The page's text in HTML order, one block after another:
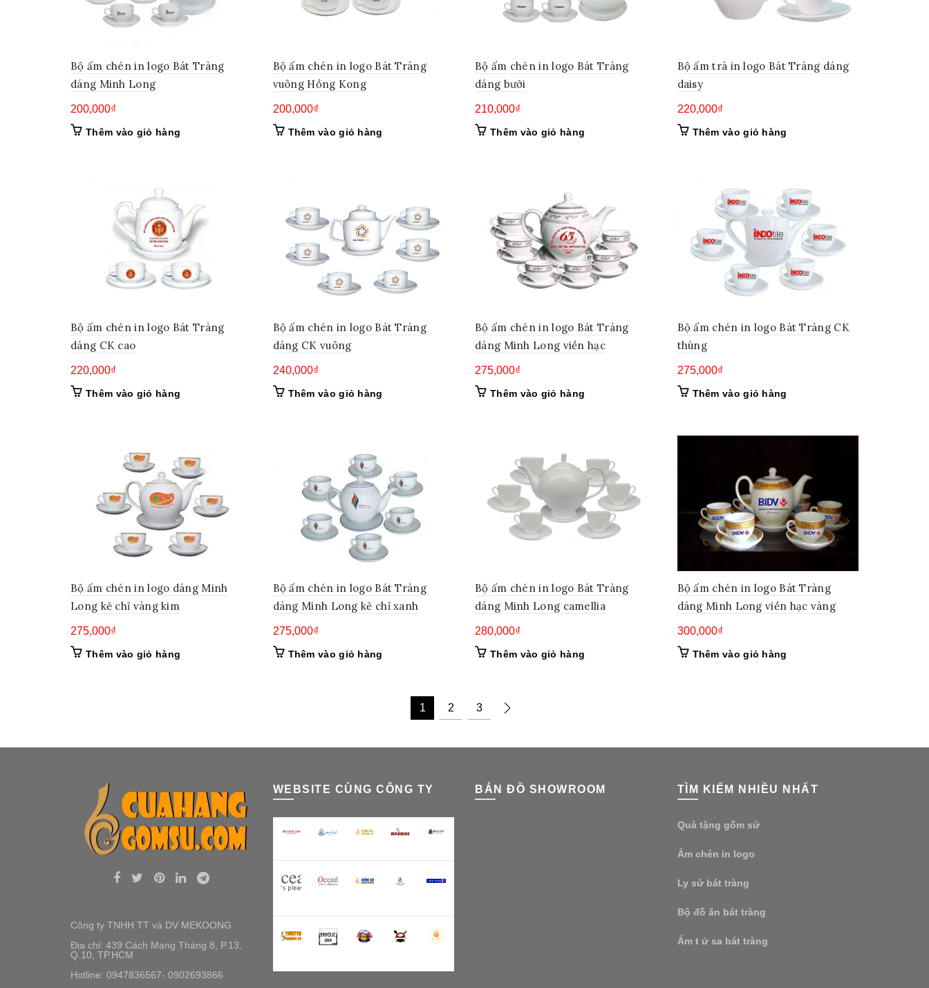
Bộ ấm chén in logo Bát Tràng
dáng Minh Long
200,000₫
Thêm vào giỏ hàng
Bộ ấm chén in logo Bát Tràng
vuông Hồng Kong
200,000₫
Thêm vào giỏ hàng
Bộ ấm chén in logo Bát Tràng
dáng bưởi
210,000₫
Thêm vào giỏ hàng
Bộ ấm trà in logo Bát Tràng dáng
daisy
220,000₫
Thêm vào giỏ hàng
Bộ ấm chén in logo Bát Tràng
dáng CK cao
220,000₫
Thêm vào giỏ hàng
Bộ ấm chén in logo Bát Tràng
dáng CK vuông
240,000₫
Thêm vào giỏ hàng
Bộ ấm chén in logo Bát Tràng
dáng Minh Long viền hạc
275,000₫
Thêm vào giỏ hàng
Bộ ấm chén in logo Bát Tràng CK
thùng
275,000₫
Thêm vào giỏ hàng
Bộ ấm chén in logo dáng Minh
Long kẻ chỉ vàng kim
275,000₫
Thêm vào giỏ hàng
Bộ ấm chén in logo Bát Tràng
dáng Minh Long kẻ chỉ xanh
275,000₫
Thêm vào giỏ hàng
Bộ ấm chén in logo Bát Tràng
dáng Minh Long camellia
280,000₫
Thêm vào giỏ hàng
Bộ ấm chén in logo Bát Tràng
dáng Minh Long viền hạc vàng
300,000₫
Thêm vào giỏ hàng
1 2 3
Công ty TNHH TT và DV MEKOONG
Địa chỉ: 439 Cách Mạng Tháng 8, P.13,
Q.10, TP.HCM
Hotline: 0947836567- 0902693866
WEBSITE CÙNG CÔNG TY BẢN ĐỒ SHOWROOM TÌM KIẾM NHIỀU NHẤT
Quà tặng gốm sứ
Ấm chén in logo
Ly sứ bát tràng
Bộ đồ ăn bát tràng
Ấm t ử sa bát tràng